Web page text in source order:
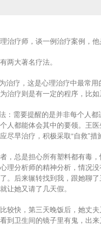
治疗师，谈一例治疗案例，
两大著名疗法。
治疗，这是心理治疗中最常
治疗则是有一定的程序，比如
：需要提醒的是并非每个人
人都能体会其中的要领。王
尽早治疗，积极采取“自救”措
，总是担心所有塑料都有毒
理分析师的精神分析，情况
。后来辗转找到我，跟她聊
让她又请了几天假。
较快，第三天晚饭后，她丈
到卫生间的镜子里有鬼，出